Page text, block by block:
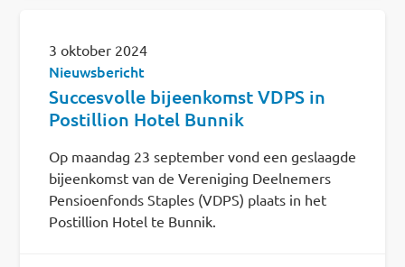
3 oktober 2024
Nieuwsbericht
Succesvolle bijeenkomst VDPS in
Postillion Hotel Bunnik
Op maandag 23 september vond een geslaagde
bijeenkomst van de Vereniging Deelnemers
Pensioenfonds Staples (VDPS) plaats in het
Postillion Hotel te Bunnik.